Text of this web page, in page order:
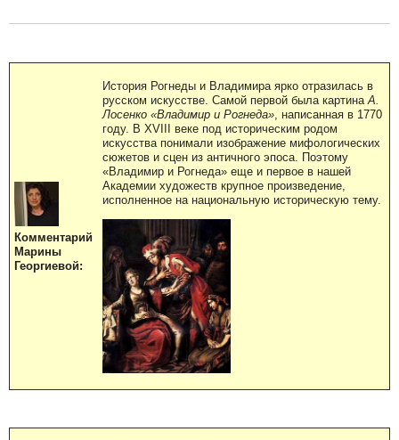
Комментарий
Марины
Георгиевой:
История Рогнеды и Владимира ярко отразилась в
русском искусстве. Самой первой была картина А.
Лосенко «Владимир и Рогнеда» , написанная в 1770
году. В XVIII веке под историческим родом
искусства понимали изображение мифологических
сюжетов и сцен из античного эпоса. Поэтому
«Владимир и Рогнеда» еще и первое в нашей
Академии художеств крупное произведение,
исполненное на национальную историческую тему.